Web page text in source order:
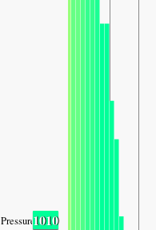
Pressure1010